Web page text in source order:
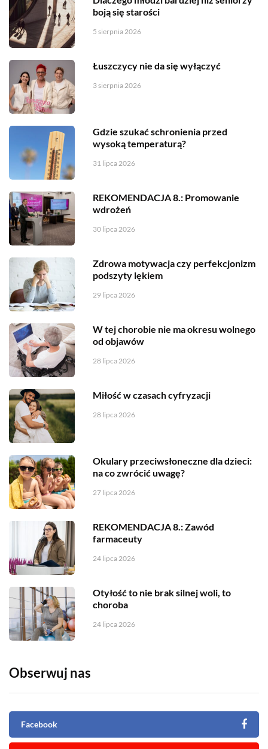
boją się starości
5 sierpnia 2026
Łuszczycy nie da się wyłączyć
3 sierpnia 2026
Gdzie szukać schronienia przed
wysoką temperaturą?
31 lipca 2026
REKOMENDACJA 8.: Promowanie
wdrożeń
30 lipca 2026
Zdrowa motywacja czy perfekcjonizm
podszyty lękiem
29 lipca 2026
W tej chorobie nie ma okresu wolnego
od objawów
28 lipca 2026
Miłość w czasach cyfryzacji
28 lipca 2026
Okulary przeciwsłoneczne dla dzieci:
na co zwrócić uwagę?
27 lipca 2026
REKOMENDACJA 8.: Zawód
farmaceuty
24 lipca 2026
Otyłość to nie brak silnej woli, to
choroba
24 lipca 2026
Obserwuj nas
Facebook